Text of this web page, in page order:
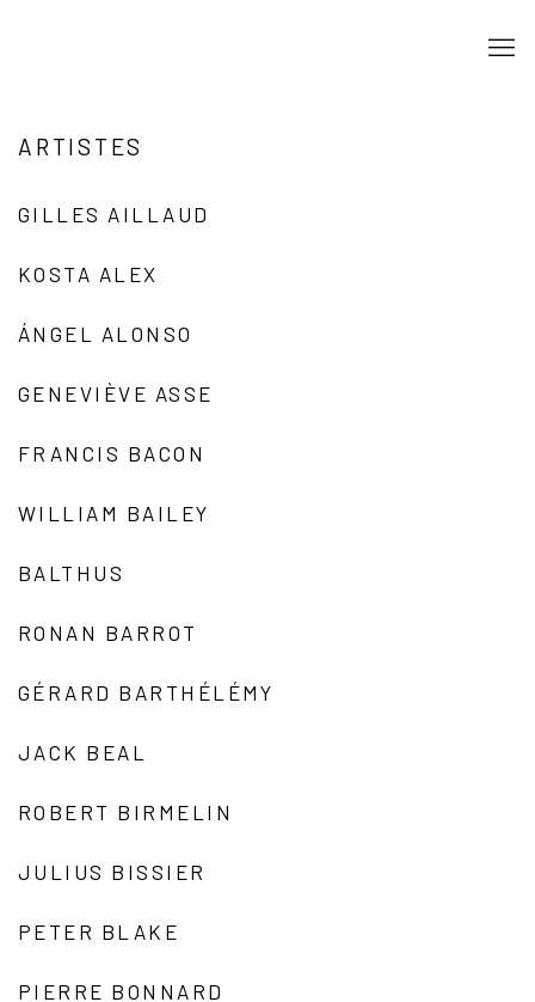
ARTISTES
GILLES AILLAUD
KOSTA ALEX
ÁNGEL ALONSO
GENEVIÈVE ASSE
FRANCIS BACON
WILLIAM BAILEY
BALTHUS
RONAN BARROT
GÉRARD BARTHÉLÉMY
JACK BEAL
ROBERT BIRMELIN
JULIUS BISSIER
PETER BLAKE
PIERRE BONNARD